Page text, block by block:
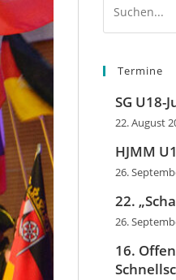
Termine
SG U18-
22. August
HJMM
26.
22.
26.
16.